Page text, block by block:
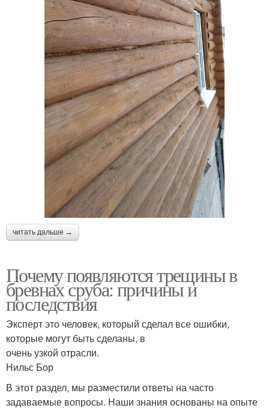
читать дальше →
Почему появляются трещины в
бревнах сруба: причины и
последствия
Эксперт это человек, который сделал все ошибки,
которые могут быть сделаны, в
очень узкой отрасли.
Нильс Бор
В этот раздел, мы разместили ответы на часто
задаваемые вопросы. Наши знания основаны на опыте